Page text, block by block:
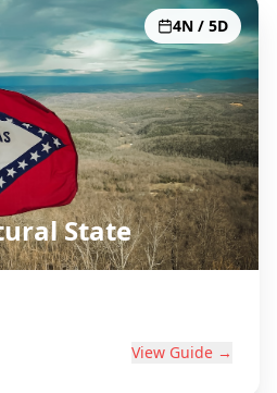
4N / 5D
State
View Guide →